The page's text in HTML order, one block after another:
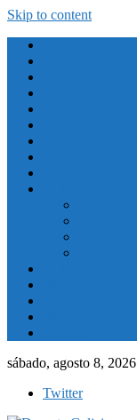
Skip to content
sábado, agosto 8, 2026
Twitter